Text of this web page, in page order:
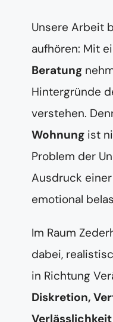
Unsere Arbeit
aufhören: Mit
Beratung
Hintergründe
verstehen.
Wohnung ist
Problem der
Ausdruck
emotional
Im Raum
dabei,
in Richtung
Diskretion,
Verlässlichkeit